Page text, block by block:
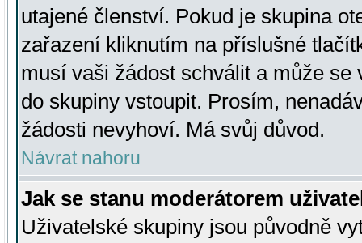
utajené členství. Pokud je skupina
zařazení kliknutím na příslušné
musí vaši žádost schválit a může se
do skupiny vstoupit. Prosím,
žádosti nevyhoví. Má svůj důvod.
Návrat nahoru
Jak se stanu moderátorem
Uživatelské skupiny jsou původně